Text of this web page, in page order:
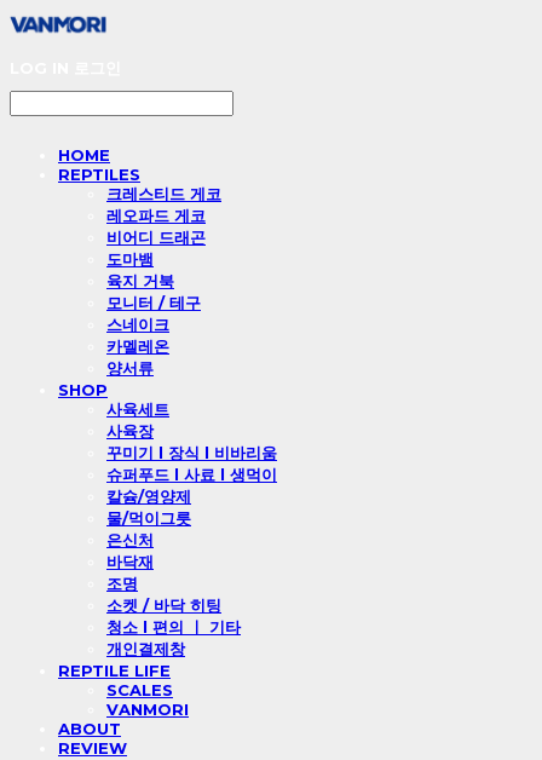
HOME
REPTILES
크레스티드 게코
레오파드 게코
비어디 드래곤
도마뱀
육지 거북
모니터 / 테구
스네이크
카멜레온
양서류
SHOP
사육세트
사육장
꾸미기 l 장식 l 비바리움
슈퍼푸드 l 사료 l 생먹이
칼슘/영양제
물/먹이그릇
은신처
바닥재
조명
소켓 / 바닥 히팅
청소 l 편의 ㅣ 기타
개인결제창
REPTILE LIFE
SCALES
VANMORI
ABOUT
REVIEW